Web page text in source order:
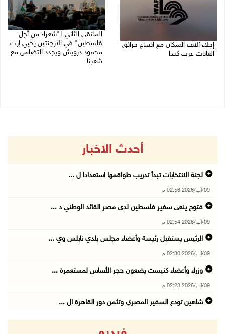
إجلاء آلاف السكان مع اتساع حرائق
الغابات غرب كندا
الملتقى الثاني لـ"شعراء من أجل
فلسطين" في الأرجنتين يحيي إرث
محمود درويش ويجدد التضامن مع
شعبنا
أحدث الاخبار
لجنة الانتخابات تبدأ تدريب طواقمها استعدادا ل ...
09/آب/2026 02:56 م
فتوح ينعى سفير فلسطين لدى مصر القائد الوطني د ...
09/آب/2026 02:54 م
الرئيس يستقبل رئيسة وأعضاء مجلس بلدي نابلس وي ...
09/آب/2026 02:30 م
وزراء وأعضاء كنيست يضعون حجر الأساس لمستعمرة ...
09/آب/2026 02:23 م
شاهين تودع السفير المصري وتثمن دور القاهرة ال ...